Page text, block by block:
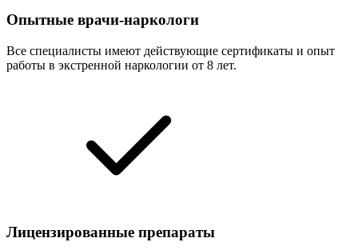
Опытные врачи-наркологи
Все специалисты имеют действующие сертификаты и опыт
работы в экстренной наркологии от 8 лет.
Лицензированные препараты